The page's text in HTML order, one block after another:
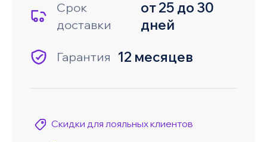
Срок
доставки
от 25 до 30
дней
Гарантия 12 месяцев
Скидки для лояльных клиентов